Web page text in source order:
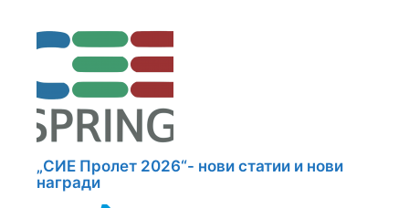
„СИЕ Пролет 2026“- нови статии и нови
награди